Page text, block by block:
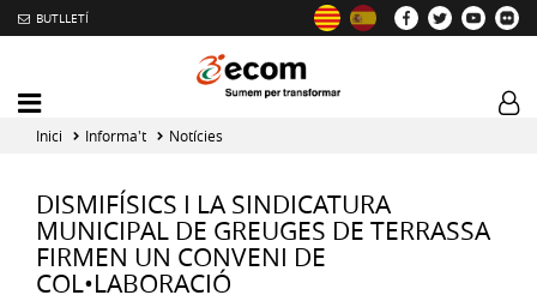
BUTLLETÍ
Mobile
menu
toggler
Inici Informa't Notícies
DISMIFÍSICS I LA SINDICATURA
MUNICIPAL DE GREUGES DE TERRASSA
FIRMEN UN CONVENI DE
COL•LABORACIÓ